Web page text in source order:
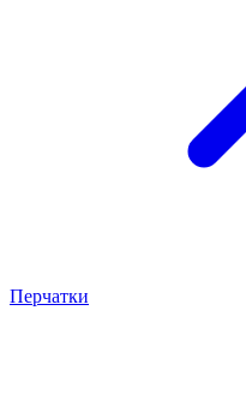
Перчатки